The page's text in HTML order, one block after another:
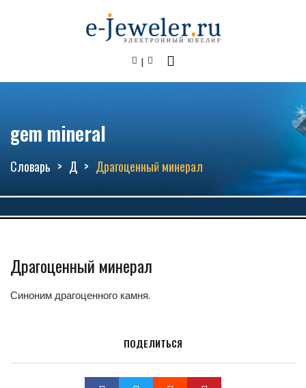
gem mineral
Словарь Д Драгоценный минерал
Драгоценный минерал
Синоним драгоценного камня.
ПОДЕЛИТЬСЯ